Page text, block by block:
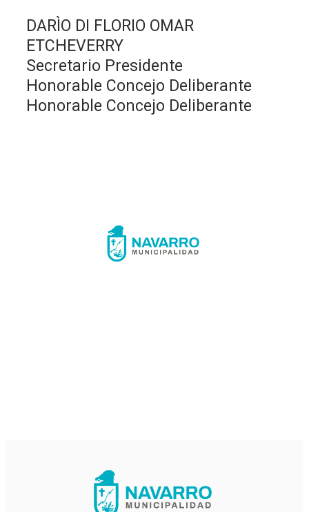
DARÌO DI FLORIO OMAR
ETCHEVERRY
Secretario Presidente
Honorable Concejo Deliberante
Honorable Concejo Deliberante